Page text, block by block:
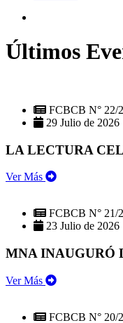
Últimos
FCBCB N° 22/
29 Julio de 2026
LA LECTURA
Ver Más
FCBCB N° 21/
23 Julio de 2026
MNA INAUGURÓ
Ver Más
FCBCB N° 20/